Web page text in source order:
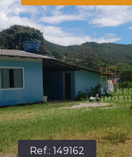
Ref.:149162